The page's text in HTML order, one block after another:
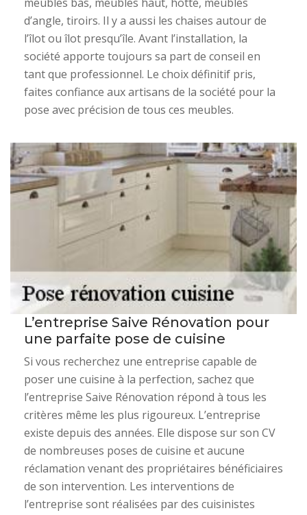
d’angle, tiroirs. Il y a aussi les chaises autour de
l’îlot ou îlot presqu’île. Avant l’installation, la
société apporte toujours sa part de conseil en
tant que professionnel. Le choix définitif pris,
faites confiance aux artisans de la société pour la
pose avec précision de tous ces meubles.
L’entreprise Saive Rénovation pour
une parfaite pose de cuisine
Si vous recherchez une entreprise capable de
poser une cuisine à la perfection, sachez que
l’entreprise Saive Rénovation répond à tous les
critères même les plus rigoureux. L’entreprise
existe depuis des années. Elle dispose sur son CV
de nombreuses poses de cuisine et aucune
réclamation venant des propriétaires bénéficiaires
de son intervention. Les interventions de
l’entreprise sont réalisées par des cuisinistes